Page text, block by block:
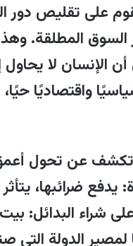
على تقليص دور
المطلقة.
الإنسان لا
واقتصاديًا حيًا،
تكشف عن تحول
يدفع ضرائبها،
شراء البدائل:
الدولة التي